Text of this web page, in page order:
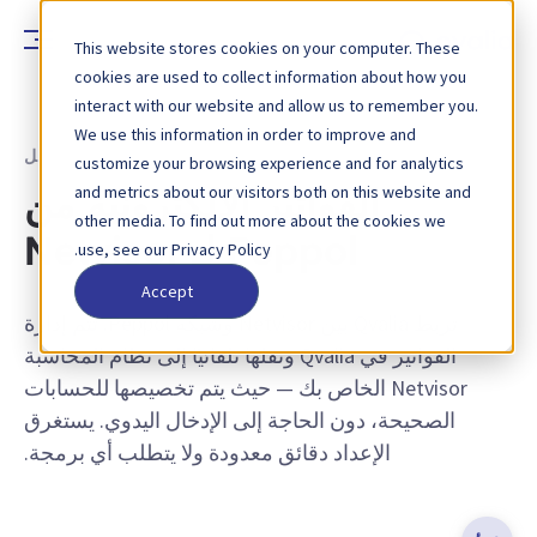
This website stores cookies on your computer. These
cookies are used to collect information about how you
interact with our website and allow us to remember you.
We use this information in order to improve and
customize your browsing experience and for analytics
and metrics about our visitors both on this website and
other media. To find out more about the cookies we
use, see our Privacy Policy.
Accept
موصلات التكامل
الفواتير الإلكترونية من
Peppol لـ Netvisor
تربط Qvalia بين Netvisor وشبكة Peppol. تتم إدارة
الفواتير في Qvalia ونقلها تلقائيًا إلى نظام المحاسبة
Netvisor الخاص بك — حيث يتم تخصيصها للحسابات
الصحيحة، دون الحاجة إلى الإدخال اليدوي. يستغرق
الإعداد دقائق معدودة ولا يتطلب أي برمجة.